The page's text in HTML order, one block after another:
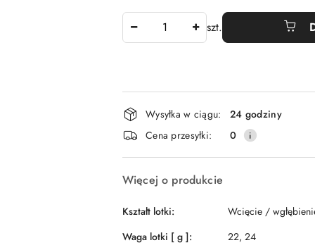
szt.
Dostępność
i
dostawa
Wysyłka w ciągu:
24 godziny
Cena przesyłki:
0
Więcej o produkcie
Kształt lotki:
Wcięcie /
Waga lotki [ g ]:
22, 24